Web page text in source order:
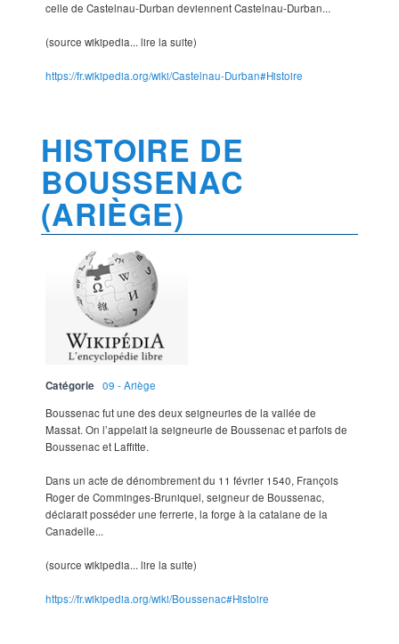
celle de Castelnau-Durban deviennent Castelnau-Durban...
(source wikipedia... lire la suite)
https://fr.wikipedia.org/wiki/Castelnau-Durban#Histoire
HISTOIRE DE
BOUSSENAC
(ARIÈGE)
Catégorie
09 - Ariège
Boussenac fut une des deux seigneuries de la vallée de
Massat. On l’appelait la seigneurie de Boussenac et parfois de
Boussenac et Laffitte.
Dans un acte de dénombrement du 11 février 1540, François
Roger de Comminges-Bruniquel, seigneur de Boussenac,
déclarait posséder une ferrerie, la forge à la catalane de la
Canadelle...
(source wikipedia... lire la suite)
https://fr.wikipedia.org/wiki/Boussenac#Histoire